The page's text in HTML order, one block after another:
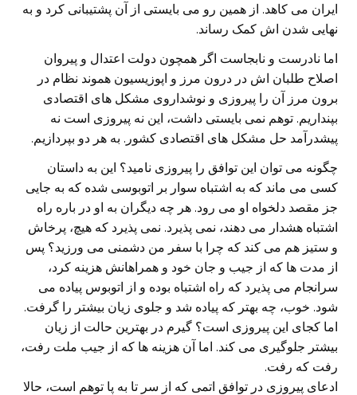
ایران می کاهد. از همین رو می بایستی از آن پشتیبانی کرد و به
نهایی شدن اش کمک رساند.
اما نادرست و نابجاست اگر همچون دولت اعتدال و پیروان
اصلاح طلبان اش در درون مرز و اپوزیسیون هموند نظام در
برون مرز آن را پیروزی و نوشداروی مشکل های اقتصادی
بپنداریم. توهم نمی بایستی داشت، این نه پیروزی است نه
پیشدرآمد حل مشکل های اقتصادی کشور. به هر دو بپردازيم.
چگونه می توان این توافق را پیروزی نامید؟ این به داستان
کسی می ماند که به اشتباه سوار بر اتوبوسی شده که به جایی
جز مقصد دلخواه او می رود. هر چه دیگران به او در باره راه
اشتباه هشدار می دهند، نمی پذیرد. نمی پذیرد که هیچ، پرخاش
و ستیز هم می کند که چرا با سفر من دشمنی می ورزید؟ پس
از مدت ها که از جیب و جان خود و همراهانش هزینه کرد،
سرانجام می پذیرد که راه اشتباه بوده و از اتوبوس پیاده می
شود. خوب، چه بهتر که پیاده شد و جلوی زیان بیشتر را گرفت.
اما کجای این پیروزی است؟ گیرم در بهترین حالت از زیان
بیشتر جلوگیری می کند. اما آن هزینه ها که از جیب ملت رفت،
رفت که رفت.
ادعای پیروزی در توافق اتمی که از سر تا به پا توهم است، حالا